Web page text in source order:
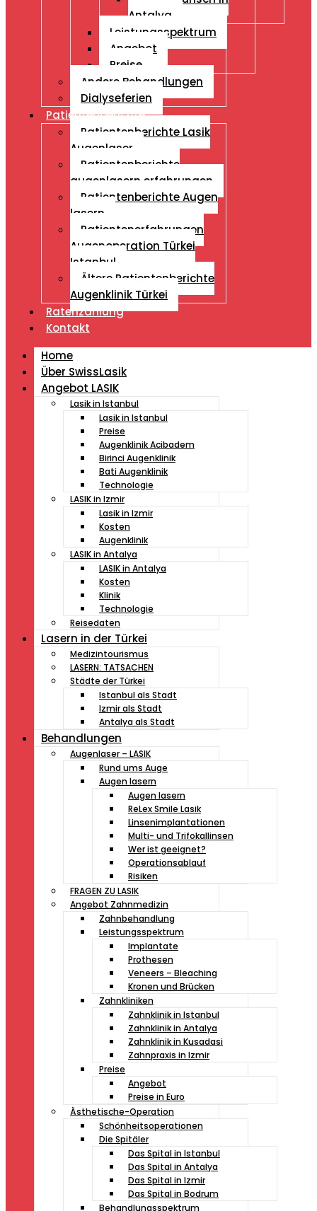
Antalya
Leistungsspektrum
Angebot
Preise
Andere Behandlungen
Dialyseferien
Patientenberichte
Patientenberichte Lasik
Augenlaser
Patientenberichte
augenlasern erfahrungen
Patientenberichte Augen
lasern
Patientenerfahrungen
Augenoperation Türkei
Istanbul
Ältere Patientenberichte
Augenklinik Türkei
Ratenzahlung
Kontakt
Home
Über SwissLasik
Angebot LASIK
Lasik in Istanbul
Lasik in Istanbul
Preise
Augenklinik Acibadem
Birinci Augenklinik
Bati Augenklinik
Technologie
LASIK in Izmir
Lasik in Izmir
Kosten
Augenklinik
LASIK in Antalya
LASIK in Antalya
Kosten
Klinik
Technologie
Reisedaten
Lasern in der Türkei
Medizintourismus
LASERN: TATSACHEN
Städte der Türkei
Istanbul als Stadt
Izmir als Stadt
Antalya als Stadt
Behandlungen
Augenlaser – LASIK
Rund ums Auge
Augen lasern
Augen lasern
ReLex Smile Lasik
Linsenimplantationen
Multi- und Trifokallinsen
Wer ist geeignet?
Operationsablauf
Risiken
FRAGEN ZU LASIK
Angebot Zahnmedizin
Zahnbehandlung
Leistungsspektrum
Implantate
Prothesen
Veneers – Bleaching
Kronen und Brücken
Zahnkliniken
Zahnklinik in Istanbul
Zahnklinik in Antalya
Zahnklinik in Kusadasi
Zahnpraxis in Izmir
Preise
Angebot
Preise in Euro
Ästhetische-Operation
Schönheitsoperationen
Die Spitäler
Das Spital in Istanbul
Das Spital in Antalya
Das Spital in Izmir
Das Spital in Bodrum
Behandlungsspektrum